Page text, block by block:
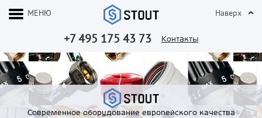
+7 495 175 43 73 Контакты
МЕНЮ Наверх
Современное оборудование европейского качества